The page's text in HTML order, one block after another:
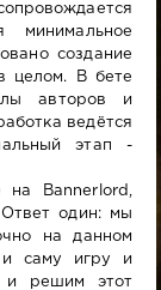
минимальное
создание
целом. В бете
авторов и
ведётся
этап -
Bannerlord,
один: мы
на данном
и саму игру и
и решим этот